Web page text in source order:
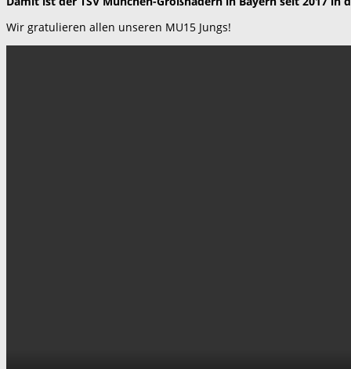
Wir gratulieren allen unseren MU15 Jungs!